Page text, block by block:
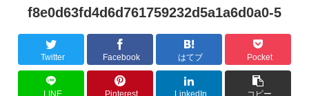
f8e0d63fd4d6d761759232d5a1a6d0a0-5
Twitter Facebook はてブ Pocket
LINE Pinterest LinkedIn コピー